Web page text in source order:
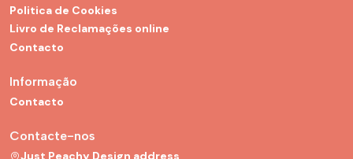
Politica de Cookies
Livro de Reclamações online
Contacto
Informação
Contacto
Contacte-nos